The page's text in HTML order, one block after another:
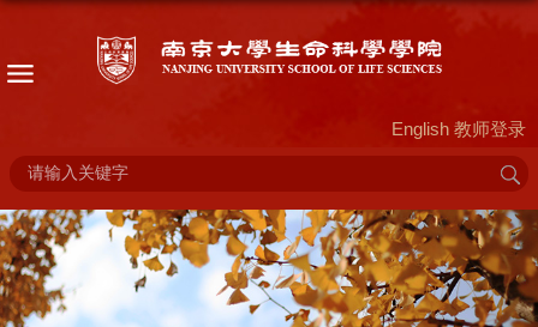
English 教师登录